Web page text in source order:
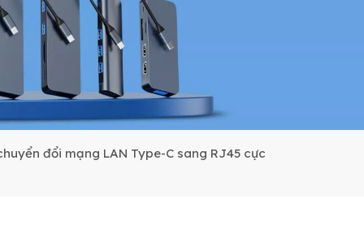
gặp
đổi mạng LAN Type-C sang RJ45 cực